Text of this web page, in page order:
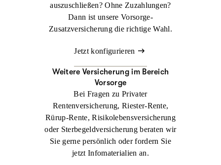
auszuschließen? Ohne Zuzahlungen?
Dann ist unsere Vorsorge-
Zusatzversicherung die richtige Wahl.
Jetzt konfigurieren
Weitere Versicherung im Bereich
Vorsorge
Bei Fragen zu Privater
Rentenversicherung, Riester-Rente,
Rürup-Rente, Risikolebens­versicherung
oder Sterbegeldversicherung beraten wir
Sie gerne persönlich oder fordern Sie
jetzt Infomaterialien an.